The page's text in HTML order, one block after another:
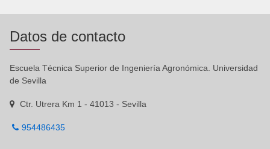
Datos de contacto
Escuela Técnica Superior de Ingeniería Agronómica. Universidad
de Sevilla
Ctr. Utrera Km 1 - 41013 - Sevilla
954486435